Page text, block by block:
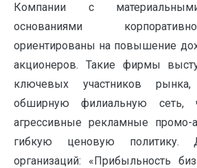
Компании с
основаниями
ориентированы на повышение
акционеров. Такие фирмы
ключевых участников
обширную филиальную сеть,
агрессивные рекламные промо-
гибкую ценовую политику.
организаций: «Прибыльность